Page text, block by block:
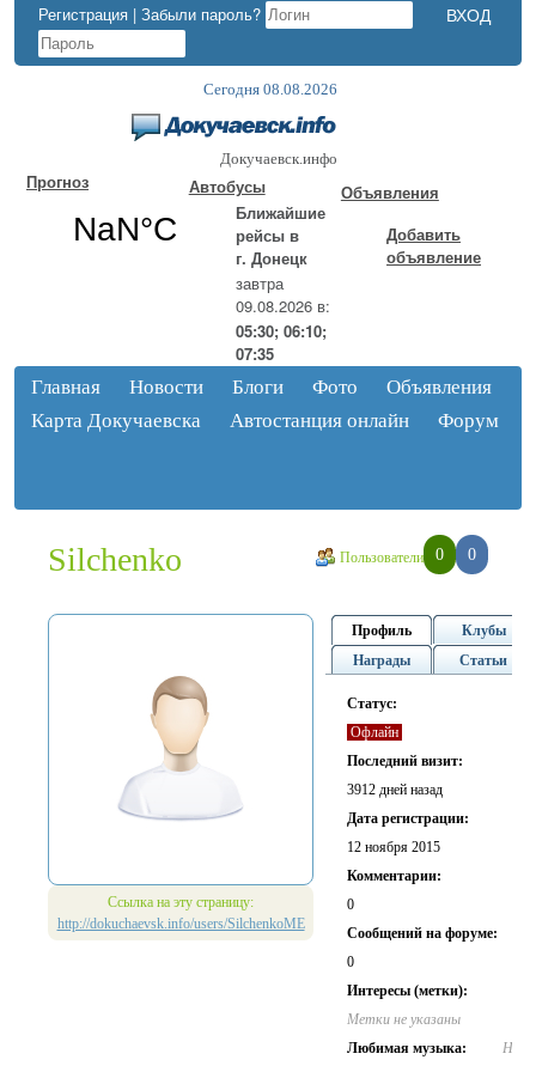
Регистрация | Забыли пароль?
Сегодня 08.08.2026
Докучаевск.инфо
Прогноз
Автобусы
Ближайшие
рейсы в
г. Донецк
завтра
09.08.2026 в:
05:30; 06:10;
07:35
Объявления
Добавить
объявление
Главная Новости Блоги Фото
Объявления
Карта Докучаевска
Автостанция онлайн Форум
0 0
Пользователи
Silchenko
Ссылка на эту страницу:
http://dokuchaevsk.info/users/SilchenkoME
Профиль
Клубы
Награды
Статьи
Статус:
Офлайн
Последний визит:
3912 дней назад
Дата регистрации:
12 ноября 2015
Комментарии:
0
Cообщений на форуме:
0
Интересы (метки):
Метки не указаны
Любимая музыка:
Не